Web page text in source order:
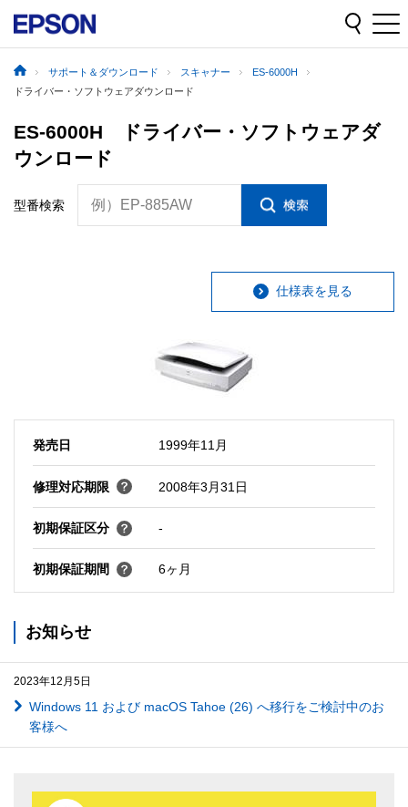
サポート＆ダウンロード スキャナー
ES-6000H
ドライバー・ソフトウェアダウンロード
ES-6000H ドライバー・ソフトウェアダ
ウンロード
型番検索 例）EP-885AW
仕様表を見る
発売日 1999年11月
修理対応期限 2008年3月31日
初期保証区分 -
初期保証期間 6ヶ月
お知らせ
2023年12月5日
Windows 11 および macOS Tahoe (26) へ移行をご検討中のお
客様へ